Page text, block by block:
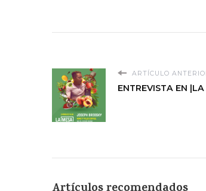
ARTÍCULO
ENTREVISTA EN